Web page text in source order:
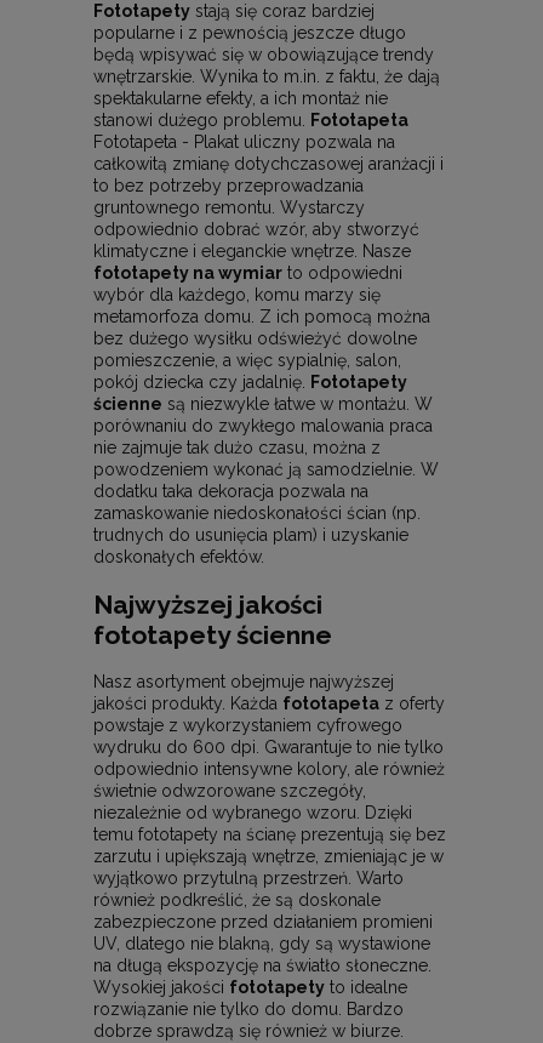
Fototapety stają się coraz bardziej
popularne i z pewnością jeszcze długo
będą wpisywać się w obowiązujące trendy
wnętrzarskie. Wynika to m.in. z faktu, że dają
spektakularne efekty, a ich montaż nie
stanowi dużego problemu. Fototapeta
Fototapeta - Plakat uliczny pozwala na
całkowitą zmianę dotychczasowej aranżacji i
to bez potrzeby przeprowadzania
gruntownego remontu. Wystarczy
odpowiednio dobrać wzór, aby stworzyć
klimatyczne i eleganckie wnętrze. Nasze
fototapety na wymiar to odpowiedni
wybór dla każdego, komu marzy się
metamorfoza domu. Z ich pomocą można
bez dużego wysiłku odświeżyć dowolne
pomieszczenie, a więc sypialnię, salon,
pokój dziecka czy jadalnię. Fototapety
ścienne są niezwykle łatwe w montażu. W
porównaniu do zwykłego malowania praca
nie zajmuje tak dużo czasu, można z
powodzeniem wykonać ją samodzielnie. W
dodatku taka dekoracja pozwala na
zamaskowanie niedoskonałości ścian (np.
trudnych do usunięcia plam) i uzyskanie
doskonałych efektów.
Najwyższej jakości
fototapety ścienne
Nasz asortyment obejmuje najwyższej
jakości produkty. Każda fototapeta z oferty
powstaje z wykorzystaniem cyfrowego
wydruku do 600 dpi. Gwarantuje to nie tylko
odpowiednio intensywne kolory, ale również
świetnie odwzorowane szczegóły,
niezależnie od wybranego wzoru. Dzięki
temu fototapety na ścianę prezentują się bez
zarzutu i upiększają wnętrze, zmieniając je w
wyjątkowo przytulną przestrzeń. Warto
również podkreślić, że są doskonale
zabezpieczone przed działaniem promieni
UV, dlatego nie blakną, gdy są wystawione
na długą ekspozycję na światło słoneczne.
Wysokiej jakości fototapety to idealne
rozwiązanie nie tylko do domu. Bardzo
dobrze sprawdzą się również w biurze.